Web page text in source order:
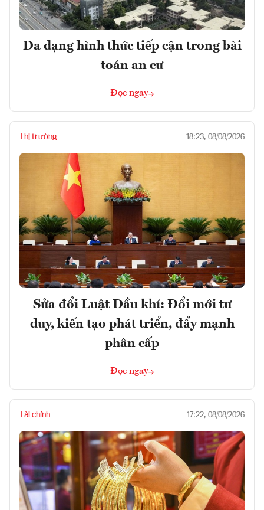
Đa dạng hình thức tiếp cận trong bài
toán an cư
Đọc ngay
Thị trường 18:23, 08/08/2026
Sửa đổi Luật Dầu khí: Đổi mới tư
duy, kiến tạo phát triển, đẩy mạnh
phân cấp
Đọc ngay
Tài chính 17:22, 08/08/2026